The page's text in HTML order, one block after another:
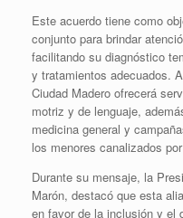
Este acuerdo tiene como
conjunto para brindar
facilitando su diagnóstico
y tratamientos adecuados.
Ciudad Madero ofrecerá
motriz y de lenguaje,
medicina general y
los menores canalizados
Durante su mensaje, la
Marón, destacó que esta
en favor de la inclusión y el